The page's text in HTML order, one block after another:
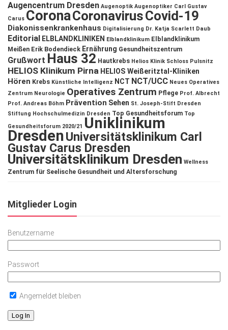
Augencentrum Dresden Augenoptik Augenoptiker Carl Gustav
Carus CoronaCoronavirusCovid-19
Diakonissenkrankenhaus Digitalisierung Dr. Katja Scarlett Daub
Editorial ELBLANDKLINIKEN Elblandklinikum Elblandklinikum
Meißen Erik Bodendieck Ernährung Gesundheitszentrum
Grußwort Haus 32 Hautkrebs Helios Klinik Schloss Pulsnitz
HELIOS Klinikum Pirna HELIOS Weißeritztal-Kliniken
Hören Krebs Künstliche Intelligenz NCT NCT/UCC Neues Operatives
Zentrum Neurologie Operatives Zentrum Pflege Prof. Albrecht
Prof. Andreas Böhm Prävention Sehen St. Joseph-Stift Dresden
Stiftung Hochschulmedizin Dresden Top Gesundheitsforum Top
Gesundheitsforum 2020/21 Uniklinikum
DresdenUniversitätsklinikum Carl
Gustav Carus Dresden
Universitätsklinikum Dresden Wellness
Zentrum für Seelische Gesundheit und Altersforschung
Mitglieder Login
Benutzername
Passwort
Angemeldet bleiben